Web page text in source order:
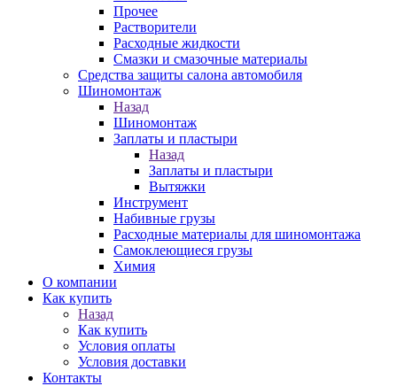
Прочее
Растворители
Расходные жидкости
Смазки и смазочные материалы
Средства защиты салона автомобиля
Шиномонтаж
Назад
Шиномонтаж
Заплаты и пластыри
Назад
Заплаты и пластыри
Вытяжки
Инструмент
Набивные грузы
Расходные материалы для шиномонтажа
Самоклеющиеся грузы
Химия
О компании
Как купить
Назад
Как купить
Условия оплаты
Условия доставки
Контакты